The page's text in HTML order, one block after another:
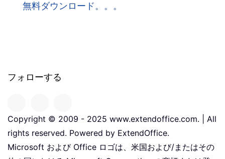
無料ダウンロード。。。
フォローする
Copyright © 2009 - 2025 www.extendoffice.com. | All
rights reserved. Powered by ExtendOffice.
Microsoft および Office ロゴは、米国および/またはその